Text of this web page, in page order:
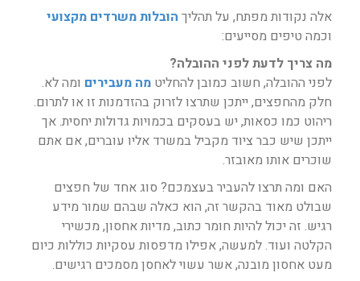
אלה נקודות מפתח, על תהליך הובלות משרדים מקצועי
וכמה טיפים מסייעים:
מה צריך לדעת לפני ההובלה?
לפני ההובלה, חשוב כמובן להחליט מה מעבירים ומה לא.
חלק מהחפצים, ייתכן שתרצו לזרוק בהזדמנות זו או לתרום.
ריהוט כמו כסאות, יש בעסקים בכמויות גדולות יחסית. אך
ייתכן שיש כבר ציוד מקביל במשרד אליו עוברים, אם אתם
שוכרים אותו מאובזר.
האם ומה תרצו להעביר בעצמכם? סוג אחד של חפצים
שבולט מאוד בהקשר זה, הוא כאלה שבהם שמור מידע
רגיש. זה יכול להיות חומר כתוב, מדיות אחסון, מכשירי
הקלטה ועוד. למעשה, אפילו מדפסות עסקיות כוללות כיום
מעט אחסון מובנה, אשר עשוי לאחסן מסמכים רגישים.